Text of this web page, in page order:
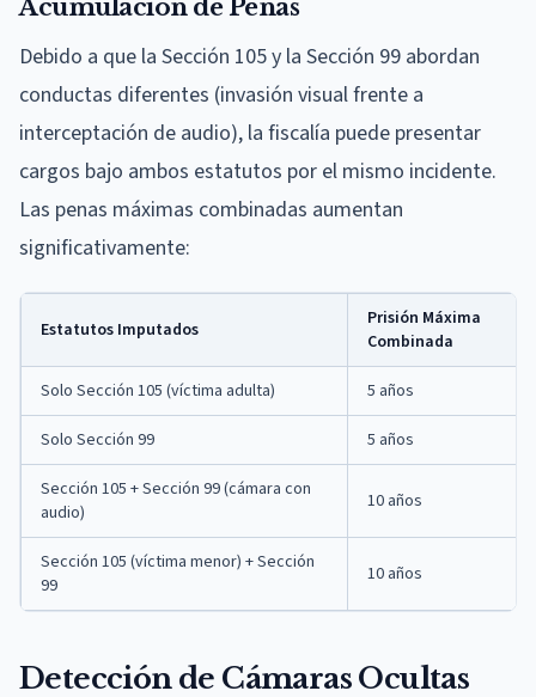
Acumulación de Penas
Debido a que la Sección 105 y la Sección 99 abordan
conductas diferentes (invasión visual frente a
interceptación de audio), la fiscalía puede presentar
cargos bajo ambos estatutos por el mismo incidente.
Las penas máximas combinadas aumentan
significativamente:
Estatutos Imputados
Prisión Máxima
Combinada
Solo Sección 105 (víctima adulta) 5 años
Solo Sección 99 5 años
Sección 105 + Sección 99 (cámara con
audio)
10 años
Sección 105 (víctima menor) + Sección
99
10 años
Detección de Cámaras Ocultas